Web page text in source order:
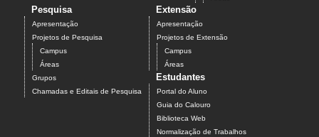
Pesquisa
Apresentação
Projetos de Pesquisa
Campus
Áreas
Grupos
Chamadas e Editais de Pesquisa
Extensão
Apresentação
Projetos de Extensão
Campus
Áreas
Estudantes
Portal do Aluno
Guia do Calouro
Biblioteca Web
Normalização de Trabalhos